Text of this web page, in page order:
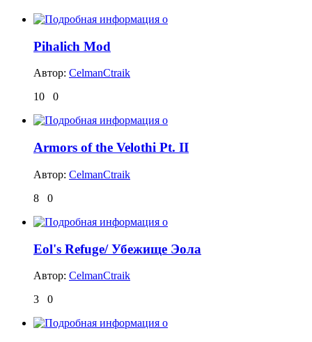
Pihalich Mod
Автор: CelmanCtraik
10
0
Armors of the Velothi Pt. II
Автор: CelmanCtraik
8
0
Eol's Refuge/ Убежище Эола
Автор: CelmanCtraik
3
0